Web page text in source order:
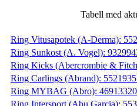
Tabell med
Ring Vitusapotek (A-Derma):
Ring Sunkost (A. Vogel):
Ring Kicks (Abercrombie &
Ring Carlings (Abrand):
Ring MYBAG (Abro): 46913320
Ring Intersport (Abu Garcia):